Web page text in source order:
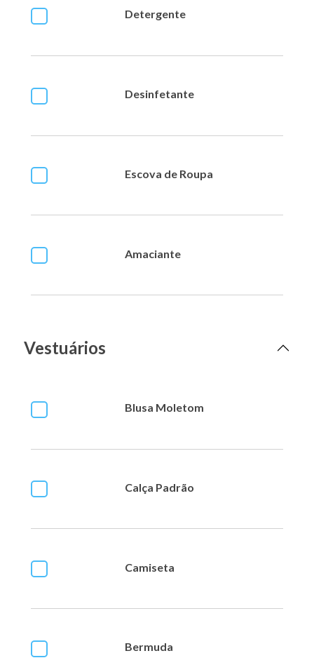
Detergente
Desinfetante
Escova de Roupa
Amaciante
Vestuários
Blusa Moletom
Calça Padrão
Camiseta
Bermuda